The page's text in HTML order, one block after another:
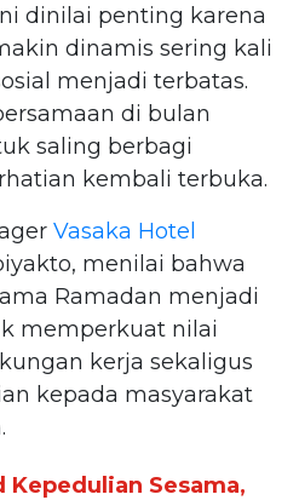
dinilai penting karena
dinamis sering kali
menjadi terbatas.
di bulan
saling berbagi
kembali terbuka.
Vasaka Hotel
menilai bahwa
Ramadan menjadi
memperkuat nilai
kerja sekaligus
kepada masyarakat
Kepedulian Sesama,